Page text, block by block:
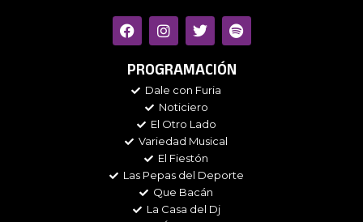
F
a
c
e
b
o
I
n
s
t
a
g
r
a
m
T
w
i
t
t
e
r
S
p
o
t
i
PROGRAMACIÓN
Dale con Furia
Noticiero
El Otro Lado
Variedad Musical
El Fiestón
Las Pepas del Deporte
Que Bacán
La Casa del Dj